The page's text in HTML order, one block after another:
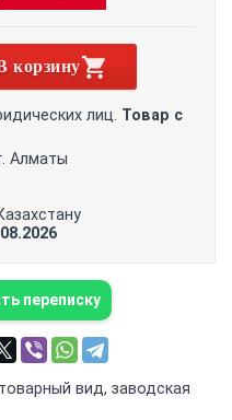
корзину
лиц. Товар с
Алматы
переписку
вид, заводская